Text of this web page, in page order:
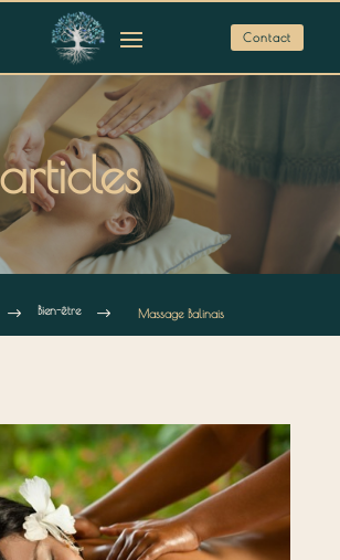
Contact
$ Bien-être $ Massage Balinais